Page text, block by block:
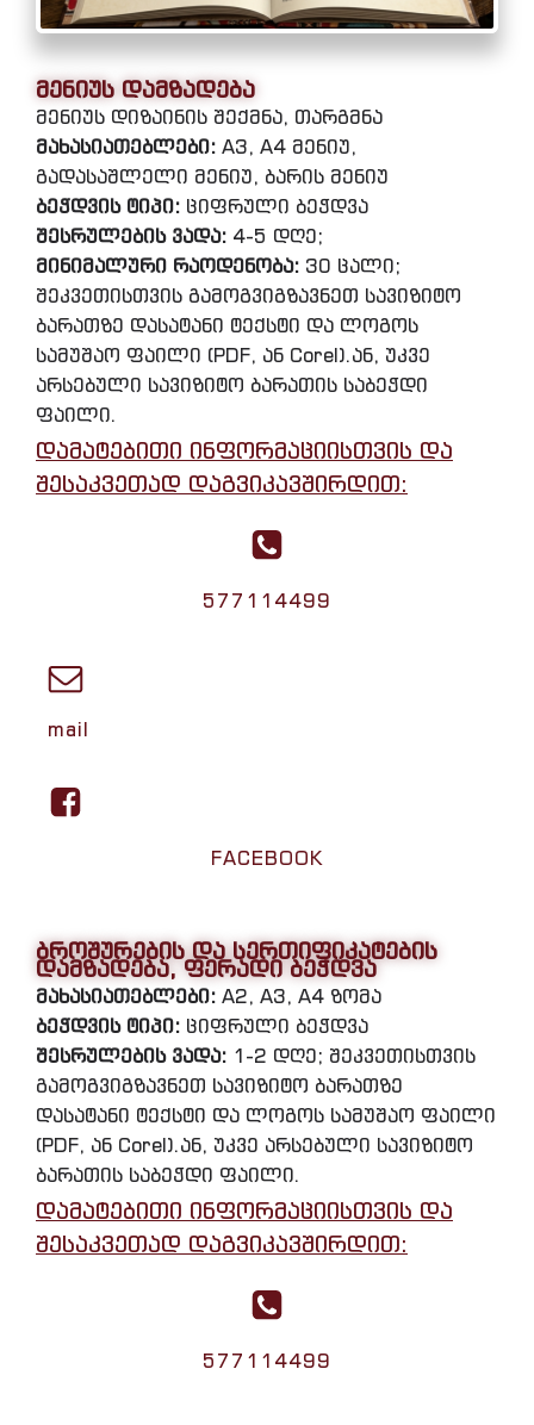
მენიუს დამზადება
მენიუს დიზაინის შექმნა, თარგმნა
მახასიათებლები: A3, A4 მენიუ,
გადასაშლელი მენიუ, ბარის მენიუ
ბეჭდვის ტიპი: ციფრული ბეჭდვა
შესრულების ვადა: 4-5 დღე;
მინიმალური რაოდენობა: 30 ცალი;
შეკვეთისთვის გამოგვიგზავნეთ სავიზიტო
ბარათზე დასატანი ტექსტი და ლოგოს
სამუშაო ფაილი (PDF, ან Corel).ან, უკვე
არსებული სავიზიტო ბარათის საბეჭდი
ფაილი.
დამატებითი ინფორმაციისთვის და
შესაკვეთად დაგვიკავშირდით:
577114499
mail
FACEBOOK
ბროშურების და სერთიფიკატების
დამზადება, ფერადი ბეჭდვა
მახასიათებლები: A2, A3, A4 ზომა
ბეჭდვის ტიპი: ციფრული ბეჭდვა
შესრულების ვადა: 1-2 დღე; შეკვეთისთვის
გამოგვიგზავნეთ სავიზიტო ბარათზე
დასატანი ტექსტი და ლოგოს სამუშაო ფაილი
(PDF, ან Corel).ან, უკვე არსებული სავიზიტო
ბარათის საბეჭდი ფაილი.
დამატებითი ინფორმაციისთვის და
შესაკვეთად დაგვიკავშირდით:
577114499